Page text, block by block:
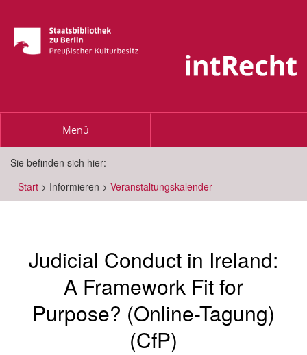
Toggle
Menü
Sie befinden sich hier:
Start > Informieren > Veranstaltungskalender
Judicial Conduct in Ireland:
A Framework Fit for
Purpose? (Online-Tagung)
(CfP)